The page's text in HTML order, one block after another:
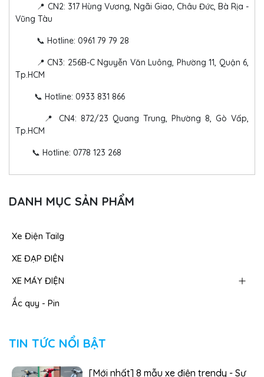
📍 CN2: 317 Hùng Vương, Ngãi Giao, Châu Đức, Bà Rịa -
Vũng Tàu
📞 Hotline: 0961 79 79 28
📍 CN3: 256B-C Nguyễn Văn Luông, Phường 11, Quận 6,
Tp.HCM
📞 Hotline: 0933 831 866
📍 CN4: 872/23 Quang Trung, Phường 8, Gò Vấp,
Tp.HCM
📞 Hotline: 0778 123 268
DANH MỤC SẢN PHẨM
Xe Điện Tailg
XE ĐẠP ĐIỆN
XE MÁY ĐIỆN
Ắc quy - Pin
TIN TỨC NỔI BẬT
[Mới nhất] 8 mẫu xe điện trendy - Sự